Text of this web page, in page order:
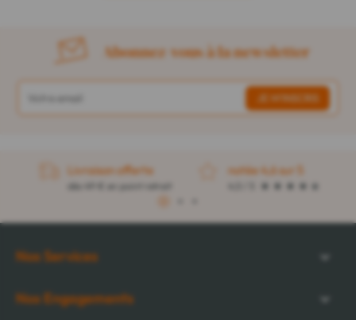
Abonnez-vous à la newsletter
Livraison offerte
dès 49 € en point retrait
notée 4,6 sur 5
1
Nos Services
Nos Engagements